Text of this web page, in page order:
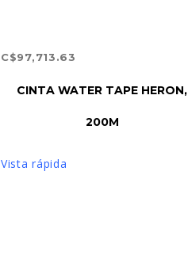
C$97,713.63
CINTA WATER TAPE HERON,
200M
Vista rápida